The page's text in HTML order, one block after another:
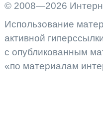
© 2008—2026
Использование
активной
с опубликованным
«по материалам